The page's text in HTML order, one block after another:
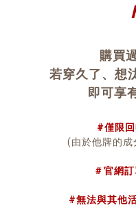
購買
若穿久了、想
即可享
#僅限
(由於他牌的成
＃官網
#無法與其他